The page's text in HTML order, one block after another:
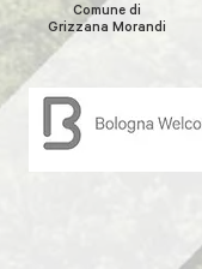
Comune di
Grizzana Morandi